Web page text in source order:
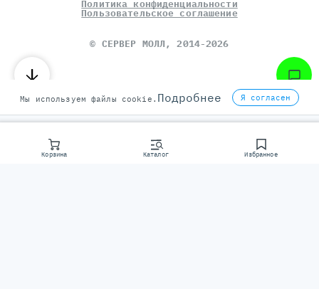
Корзина Каталог Избранное
Политика конфиденциальности
Пользовательское соглашение
© СЕРВЕР МОЛЛ, 2014-2026
Мы используем файлы cookie. Подробнее Я согласен